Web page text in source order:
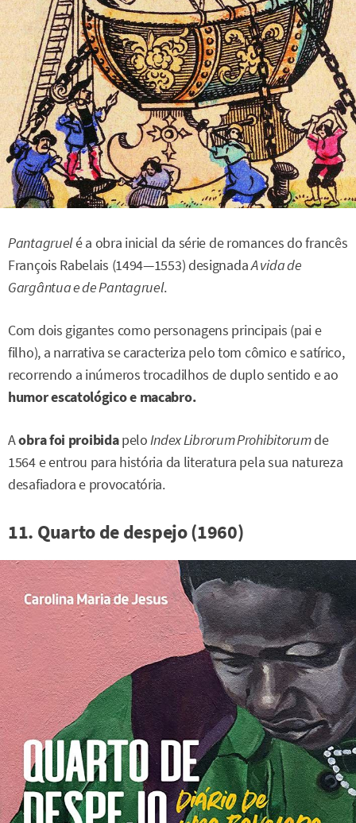
Pantagruelé a obra inicial da série de romances do francês
François Rabelais (1494—1553) designadaA vida de
Gargântua e de Pantagruel.
Com dois gigantes como personagens principais (pai e
filho), a narrativa se caracteriza pelo tom cômico e satírico,
recorrendo a inúmeros trocadilhos de duplo sentido e ao
humor escatológico e macabro.
Aobra foi proibidapeloIndex Librorum Prohibitorumde
1564 e entrou para história da literatura pela sua natureza
desafiadora e provocatória.
11. Quarto de despejo (1960)